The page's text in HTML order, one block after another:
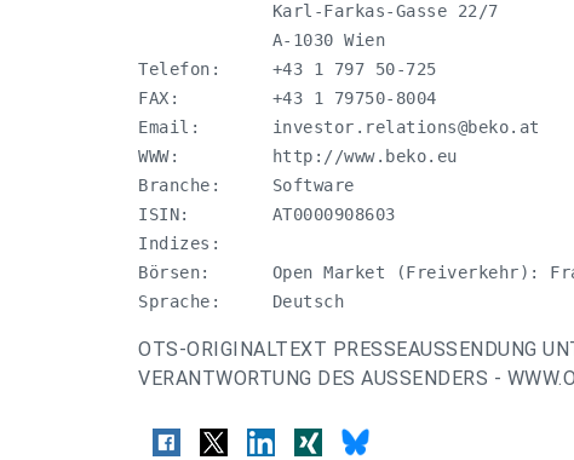
             Karl-Farkas-Gasse 22/7
             A-1030 Wien
Telefon:     +43 1 797 50-725
FAX:         +43 1 79750-8004
Email: investor.relations@beko.at
WWW:         http://www.beko.eu
Branche:     Software
ISIN:        AT0000908603
Indizes:
Börsen:      Open Market (Freiverkehr):
Sprache:     Deutsch
OTS-ORIGINALTEXT PRESSEAUSSENDUNG
VERANTWORTUNG DES AUSSENDERS -